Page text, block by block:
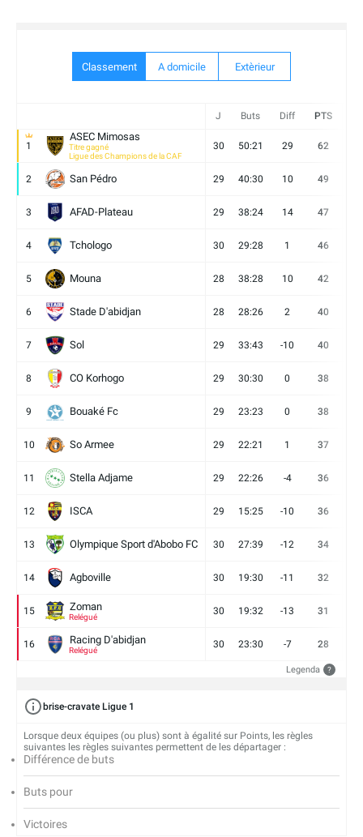
Classement A domicile Extèrieur
J Buts Diff PTS
1
ASEC Mimosas
Titre gagné
Ligue des Champions de la CAF
30 50:21 29 62
2 San Pédro 29 40:30 10 49
3 AFAD-Plateau 29 38:24 14 47
4 Tchologo 30 29:28 1 46
5 Mouna 28 38:28 10 42
6 Stade D'abidjan 28 28:26 2 40
7 Sol 29 33:43 -10 40
8 CO Korhogo 29 30:30 0 38
9 Bouaké Fc 29 23:23 0 38
10 So Armee 29 22:21 1 37
11 Stella Adjame 29 22:26 -4 36
12 ISCA 29 15:25 -10 36
13 Olympique Sport d'Abobo FC 30 27:39 -12 34
14 Agboville 30 19:30 -11 32
15 Zoman
Relégué
30 19:32 -13 31
16 Racing D'abidjan
Relégué
30 23:30 -7 28
Legenda ?
brise-cravate Ligue 1
Lorsque deux équipes (ou plus) sont à égalité sur Points, les règles
suivantes les règles suivantes permettent de les départager :
Différence de buts
Buts pour
Victoires